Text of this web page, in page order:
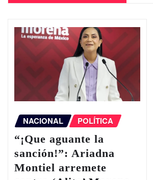
NACIONAL POLÍTICA
“¡Que aguante la
sanción!”: Ariadna
Montiel arremete